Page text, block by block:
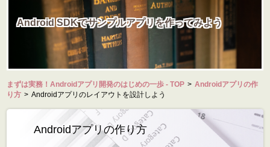
Android SDKでサンプルアプリを作ってみよう
まずは実務！Androidアプリ開発のはじめの一歩 - TOP > Androidアプリの作
り方 > Androidアプリのレイアウトを設計しよう
Androidアプリの作り方